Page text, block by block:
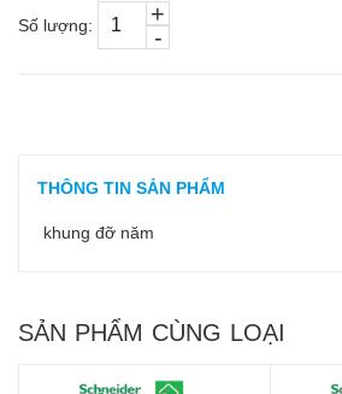
Số lượng: -
+
THÔNG TIN SẢN PHẨM
khung đỡ năm
SẢN PHẨM CÙNG LOẠI